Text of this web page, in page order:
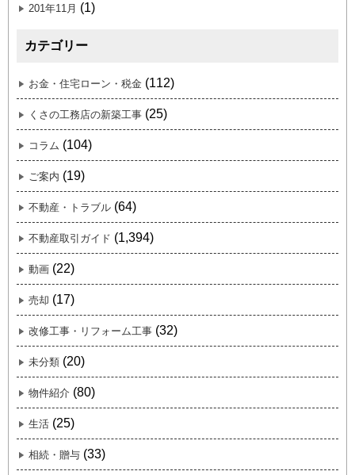
201年11月 (1)
カテゴリー
お金・住宅ローン・税金 (112)
くさの工務店の新築工事 (25)
コラム (104)
ご案内 (19)
不動産・トラブル (64)
不動産取引ガイド (1,394)
動画 (22)
売却 (17)
改修工事・リフォーム工事 (32)
未分類 (20)
物件紹介 (80)
生活 (25)
相続・贈与 (33)